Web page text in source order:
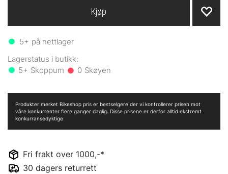
5+ på nettlager
5+ 0
Kjøp
Fri frakt over 1000,-*
30 dagers returrett
Produkter merket Bikeshop pris er bestselgere der vi kontrollerer prisen mot
våre konkurrenter flere ganger daglig. Disse prisene er derfor alltid ekstremt
konkurransedyktige